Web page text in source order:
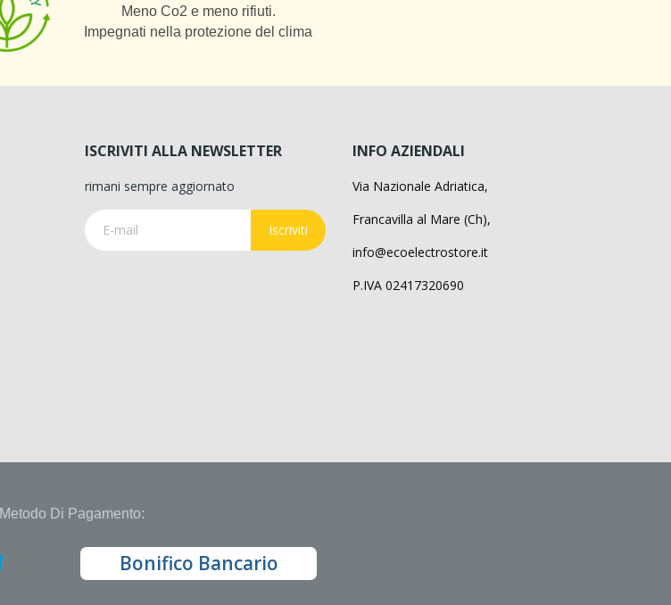
Meno Co2 e meno rifiuti.
Impegnati nella protezione del clima
ISCRIVITI ALLA NEWSLETTER
rimani sempre aggiornato
Iscriviti
INFO AZIENDALI
Via Nazionale Adriatica,
Francavilla al Mare (Ch),
info@ecoelectrostore.it
P.IVA 02417320690
Metodo Di Pagamento:
Bonifico Bancario